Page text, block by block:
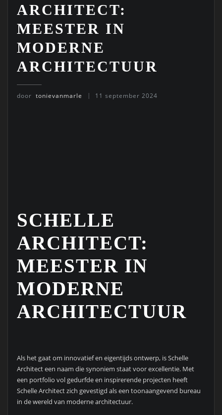
ARCHITECT:
MEESTER IN
MODERNE
ARCHITECTUUR
door tonievanmarle 11 september 2024
SCHELLE
ARCHITECT:
MEESTER IN
MODERNE
ARCHITECTUUR
Als het gaat om innovatief en eigentijds ontwerp, is Schelle
Architect een naam die synoniem staat voor excellentie. Met
een portfolio vol gedurfde en inspirerende projecten heeft
Schelle Architect zich gevestigd als een toonaangevend bureau
in de wereld van moderne architectuur.